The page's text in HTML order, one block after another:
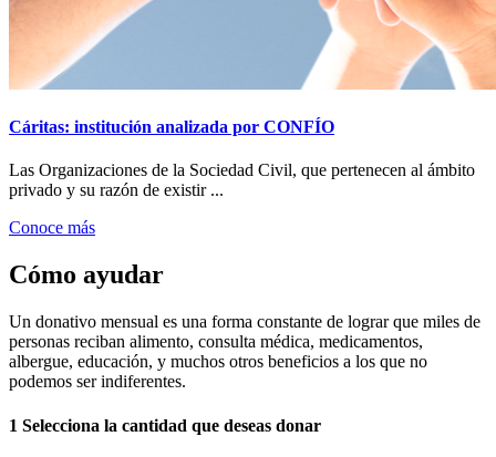
Cáritas: institución analizada por CONFÍO
Las Organizaciones de la Sociedad Civil, que pertenecen al ámbito
privado y su razón de existir ...
Conoce más
Cómo ayudar
Un donativo mensual es una forma constante de lograr que miles de
personas reciban alimento, consulta médica, medicamentos,
albergue, educación, y muchos otros beneficios a los que no
podemos ser indiferentes.
1 Selecciona la cantidad que deseas donar